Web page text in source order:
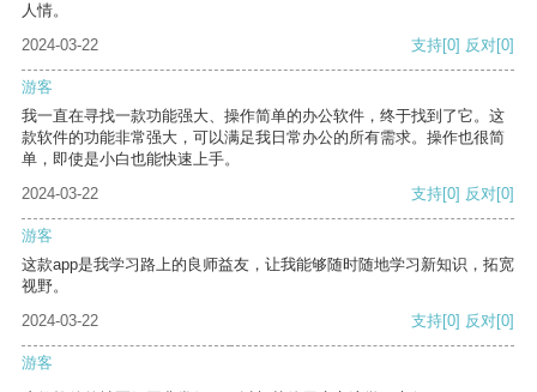
人情。
2024-03-22
支持[0] 反对[0]
游客
我一直在寻找一款功能强大、操作简单的办公软件，终于找到了它。这
款软件的功能非常强大，可以满足我日常办公的所有需求。操作也很简
单，即使是小白也能快速上手。
2024-03-22
支持[0] 反对[0]
游客
这款app是我学习路上的良师益友，让我能够随时随地学习新知识，拓宽
视野。
2024-03-22
支持[0] 反对[0]
游客